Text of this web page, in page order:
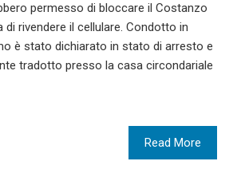
permesso di bloccare il Costanzo
di rivendere il cellulare. Condotto in
è stato dichiarato in stato di arresto e
tradotto presso la casa circondariale
Read More